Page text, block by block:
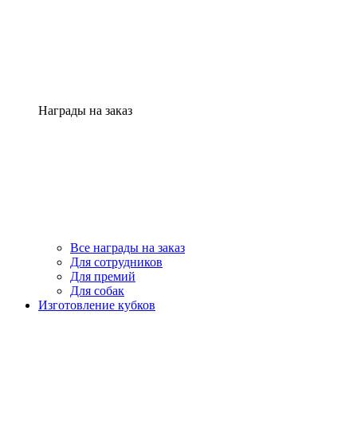
Награды на заказ
Все награды на заказ
Для сотрудников
Для премий
Для собак
Изготовление кубков